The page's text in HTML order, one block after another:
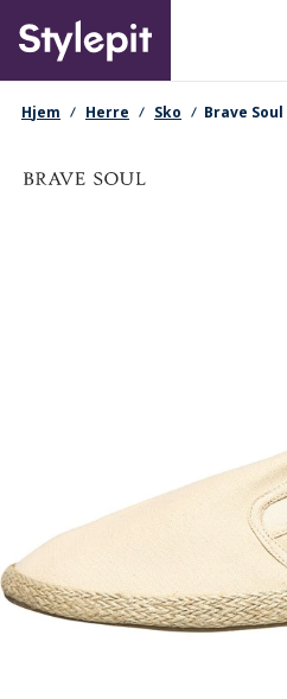
main
content
Primary departments
navigationssti
Hjem Herre Sko Brave Soul